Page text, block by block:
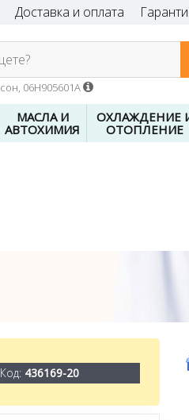
Доставка и оплата
06H905601A
МАСЛА И
АВТОХИМИЯ
ОХЛАЖДЕНИЕ
ОТОПЛЕНИЕ
Код: 436169-20